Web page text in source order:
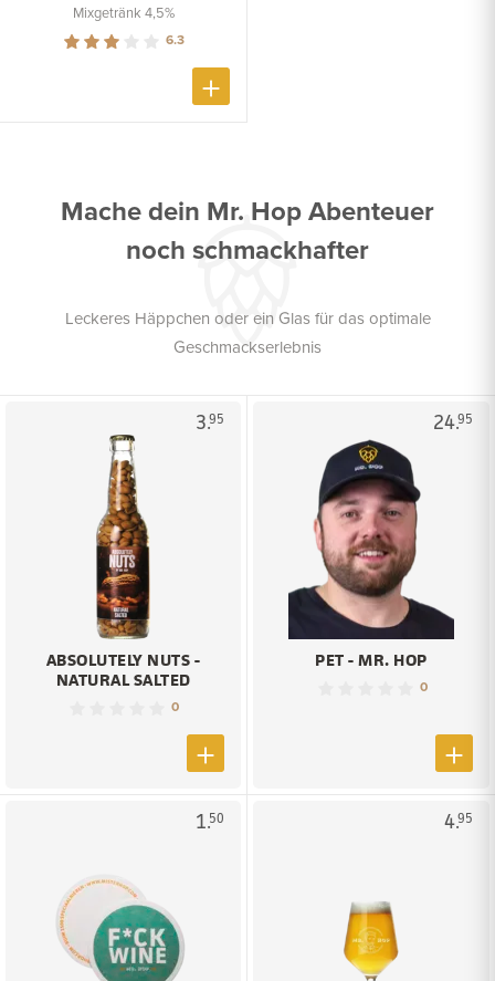
Mixgetränk 4,5%
6.3
Mache dein Mr. Hop Abenteuer
noch schmackhafter
Leckeres Häppchen oder ein Glas für das optimale
Geschmackserlebnis
3.95
ABSOLUTELY NUTS -
NATURAL SALTED
0
24.95
PET - MR. HOP
0
1.50 4.95